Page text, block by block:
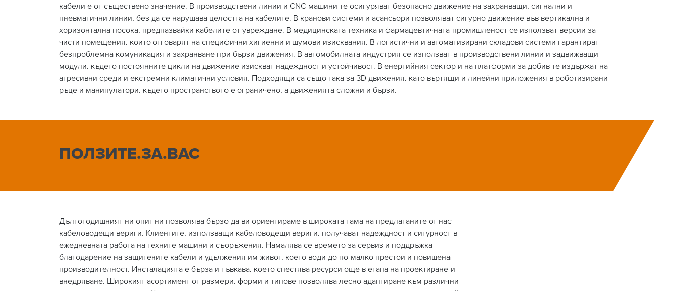
кабели е от съществено значение. В производствени линии и CNC машини те осигуряват безопасно движение на захранващи, сигнални и
пневматични линии, без да се нарушава целостта на кабелите. В кранови системи и асансьори позволяват сигурно движение във вертикална и
хоризонтална посока, предпазвайки кабелите от увреждане. В медицинската техника и фармацевтичната промишленост се използват версии за
чисти помещения, които отговарят на специфични хигиенни и шумови изисквания. В логистични и автоматизирани складови системи гарантират
безпроблемна комуникация и захранване при бързи движения. В автомобилната индустрия се използват в производствени линии и задвижващи
модули, където постоянните цикли на движение изискват надеждност и устойчивост. В енергийния сектор и на платформи за добив те издържат на
агресивни среди и екстремни климатични условия. Подходящи са също така за 3D движения, като въртящи и линейни приложения в роботизирани
ръце и манипулатори, където пространството е ограничено, а движенията сложни и бързи.
ПОЛЗИТЕ.ЗА.ВАС
Дългогодишният ни опит ни позволява бързо да ви ориентираме в широката гама на предлаганите от нас
кабеловодещи вериги. Клиентите, използващи кабеловодещи вериги, получават надеждност и сигурност в
ежедневната работа на техните машини и съоръжения. Намалява се времето за сервиз и поддръжка
благодарение на защитените кабели и удължения им живот, което води до по-малко престои и повишена
производителност. Инсталацията е бърза и гъвкава, което спестява ресурси още в етапа на проектиране и
внедряване. Широкият асортимент от размери, форми и типове позволява лесно адаптиране към различни